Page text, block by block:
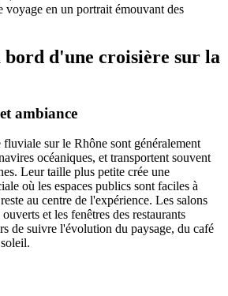
voyage en un portrait émouvant des
d'une croisière sur la
ambiance
sur le Rhône sont généralement
océaniques, et transportent souvent
Leur taille plus petite crée une
où les espaces publics sont faciles à
au centre de l'expérience. Les salons
et les fenêtres des restaurants
de suivre l'évolution du paysage, du café